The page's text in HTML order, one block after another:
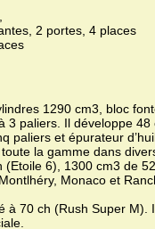
2 portes, 4 places
1290 cm3, bloc
3 paliers. Il développe 48
paliers et épurateur
la gamme dans
(Etoile 6), 1300 cm3 de
Monaco et
à 70 ch (Rush Super M).